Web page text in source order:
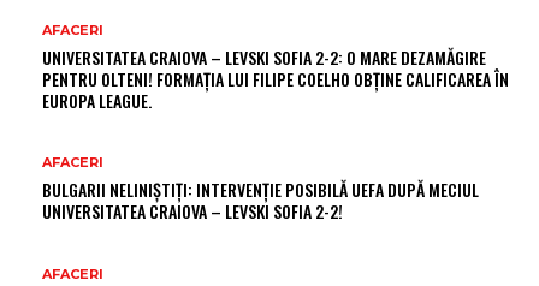
AFACERI
UNIVERSITATEA CRAIOVA – LEVSKI SOFIA 2-2: O MARE DEZAMĂGIRE
PENTRU OLTENI! FORMAȚIA LUI FILIPE COELHO OBȚINE CALIFICAREA ÎN
EUROPA LEAGUE.
AFACERI
BULGARII NELINIȘTIȚI: INTERVENȚIE POSIBILĂ UEFA DUPĂ MECIUL
UNIVERSITATEA CRAIOVA – LEVSKI SOFIA 2-2!
AFACERI